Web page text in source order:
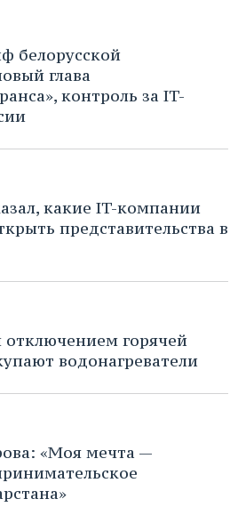
белорусской
глава
контроль за IT-
какие IT-компании
представительства в
горячей
водонагреватели
«Моя мечта —